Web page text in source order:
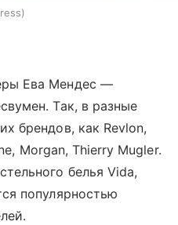
Ева Мендес —
Так, в разные
брендов, как Revlon,
Morgan, Thierry Mugler.
белья Vida,
популярностью